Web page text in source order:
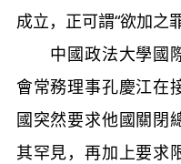
成立，正可謂“欲加之
中國政法大學國際
會常務理事孔慶江在
國突然要求他國關閉
其罕見，再加上要求